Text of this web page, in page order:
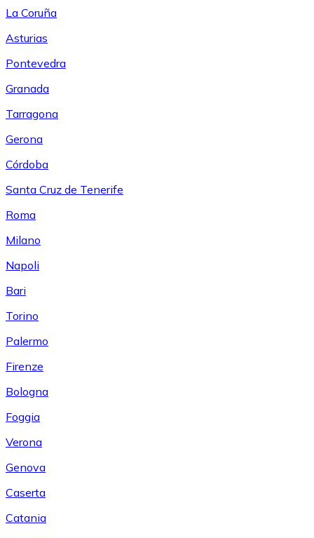
La Coruña
Asturias
Pontevedra
Granada
Tarragona
Gerona
Córdoba
Santa Cruz de Tenerife
Roma
Milano
Napoli
Bari
Torino
Palermo
Firenze
Bologna
Foggia
Verona
Genova
Caserta
Catania